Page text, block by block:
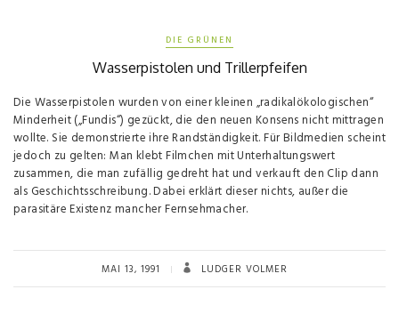
DIE GRÜNEN
Wasserpistolen und Trillerpfeifen
Die Wasserpistolen wurden von einer kleinen „radikalökologischen“
Minderheit („Fundis“) gezückt, die den neuen Konsens nicht mittragen
wollte. Sie demonstrierte ihre Randständigkeit. Für Bildmedien scheint
jedoch zu gelten: Man klebt Filmchen mit Unterhaltungswert
zusammen, die man zufällig gedreht hat und verkauft den Clip dann
als Geschichtsschreibung. Dabei erklärt dieser nichts, außer die
parasitäre Existenz mancher Fernsehmacher.
MAI 13, 1991 LUDGER VOLMER